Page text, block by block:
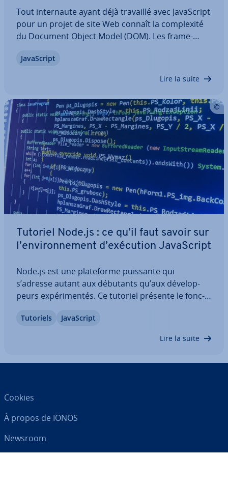
Tout in­ter­naute ayant déjà travaillé avec Ja­vaS­cript
pour un projet de site Web connaît la com­plexité
du Document Object Model (DOM). Les fra­me­
une prise en main facilitée et un large spectre de
Ja­vaS­cript
Lire la suite
Tutoriel Node.js : ce qu’il faut savoir sur
l’en­vi­ron­ne­ment d’exécution Ja­vaS­cript
Node.js est une pla­te­forme puissante qui
s’adresse autant aux débutants qu’aux dé­ve­lop­
peurs ex­pé­ri­men­tés. Ce tutoriel présente le fonc­
tal­la­tion de Node.js, la création d’exemples « Hello
Tutoriels Ja­vaS­cript
Lire la suite
Cookies
À propos de IONOS
Newsroom